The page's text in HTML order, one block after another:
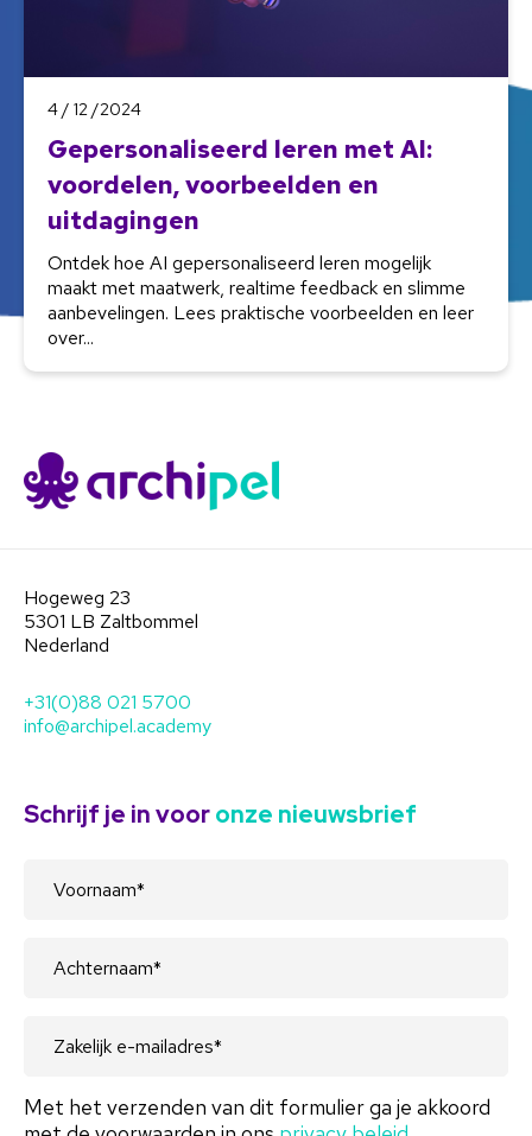
4 / 12 /2024
Gepersonaliseerd leren met AI:
voordelen, voorbeelden en
uitdagingen
Ontdek hoe AI gepersonaliseerd leren mogelijk
maakt met maatwerk, realtime feedback en slimme
aanbevelingen. Lees praktische voorbeelden en leer
over...
Hogeweg 23
5301 LB Zaltbommel
Nederland
+31(0)88 021 5700
info@archipel.academy
Schrijf je in vooronze nieuwsbrief
Met het verzenden van dit formulier ga je akkoord